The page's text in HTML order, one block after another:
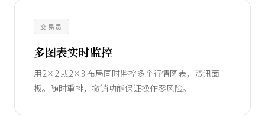
交易员
多图表实时监控
用2×2 或2×3 布局同时监控多个行情图表，资讯面
板。随时重排，撤销功能保证操作零风险。